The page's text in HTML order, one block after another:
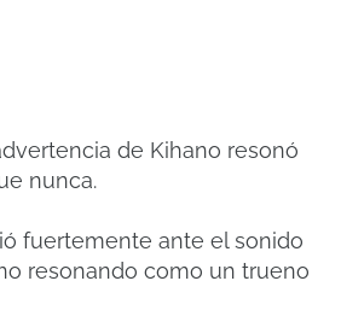
de Kihano resonó
nunca.
fuertemente ante el sonido
resonando como un trueno